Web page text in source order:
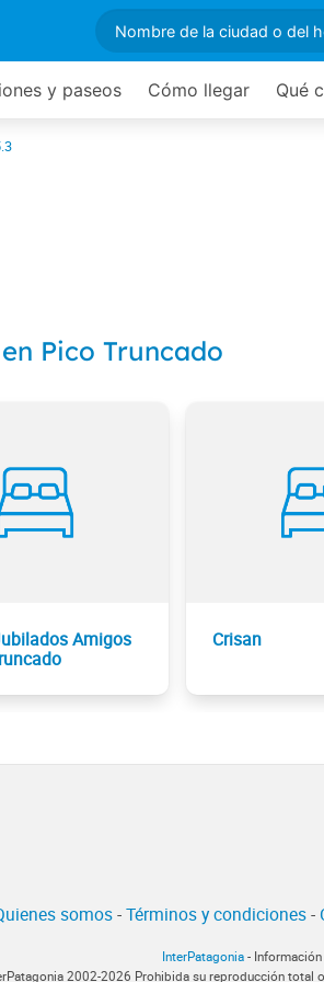
y paseos Cómo llegar Qué
Pico Truncado
Amigos
Crisan
somos-Términos y condiciones-
InterPatagonia -
2002-2026 Prohibida su reproducción total